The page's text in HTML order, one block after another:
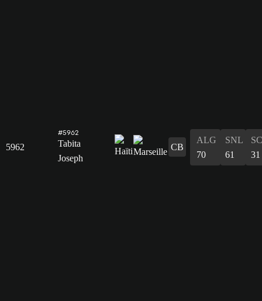
5962
#5962
Tabita
Joseph
CB
ALG
70
SNL
61
31